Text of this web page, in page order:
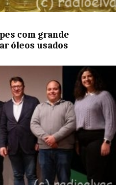
com grande
óleos usados